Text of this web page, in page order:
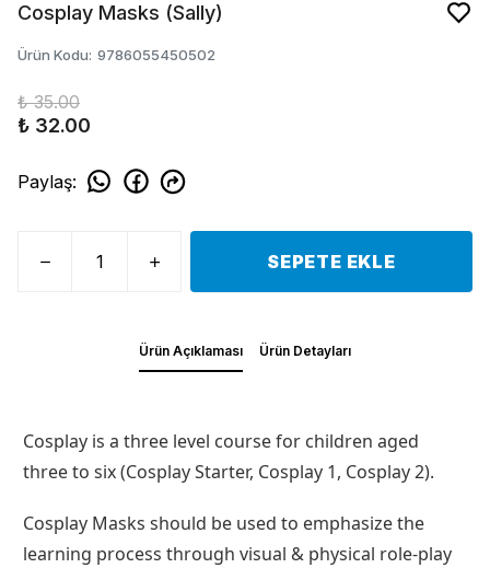
Cosplay Masks (Sally)
Ürün Kodu: 9786055450502
₺ 35.00
₺ 32.00
Paylaş:
SEPETE EKLE
Ürün Açıklaması Ürün Detayları
Cosplay is a three level course for children aged
three to six (Cosplay Starter, Cosplay 1, Cosplay 2).
Cosplay Masks should be used to emphasize the
learning process through visual & physical role-play